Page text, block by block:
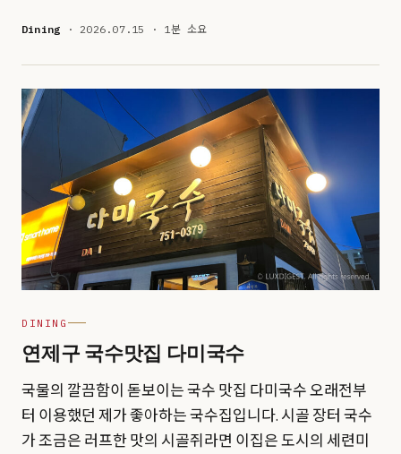
Dining · 2026.07.15 · 1분 소요
DINING
연제구 국수맛집 다미국수
국물의 깔끔함이 돋보이는 국수 맛집 다미국수 오래전부
터 이용했던 제가 좋아하는 국수집입니다. 시골 장터 국수
가 조금은 러프한 맛의 시골쥐라면 이집은 도시의 세련미